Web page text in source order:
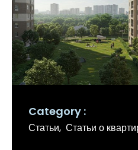
Category
Статьи Статьи о